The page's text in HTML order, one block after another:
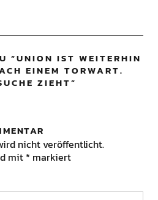
“UNION IST WEITERHIN
EINEM TORWART.
ZIEHT”
nicht veröffentlicht.
mit * markiert